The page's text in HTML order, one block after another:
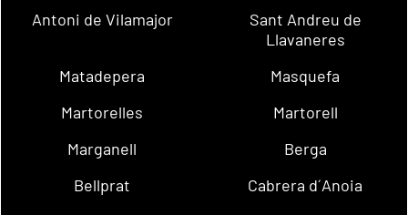
Antoni de Vilamajor
Sant Andreu de
Llavaneres
Matadepera
Masquefa
Martorelles
Martorell
Marganell
Berga
Bellprat
Cabrera d´Anoia